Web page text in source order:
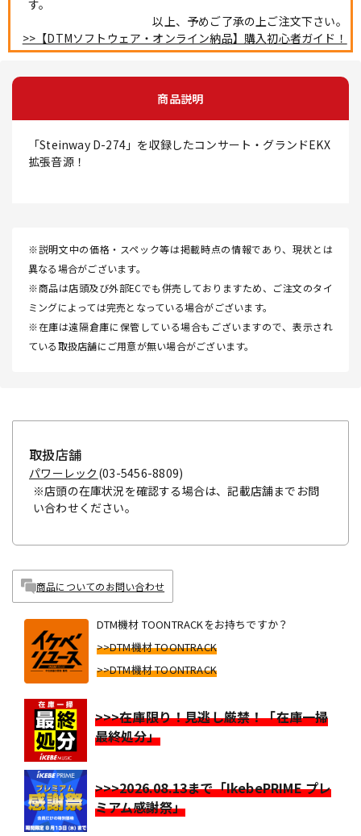
す。
以上、予めご了承の上ご注文下さい。
>>【DTMソフトウェア・オンライン納品】購入初心者ガイド！
商品説明
「Steinway D-274」を収録したコンサート・グランドEKX
拡張音源！
※説明文中の価格・スペック等は掲載時点の情報であり、現状とは
異なる場合がございます。
※商品は店頭及び外部ECでも併売しておりますため、ご注文のタイ
ミングによっては完売となっている場合がございます。
※在庫は遠隔倉庫に保管している場合もございますので、表示され
ている取扱店舗にご用意が無い場合がございます。
取扱店舗
パワーレック (03-5456-8809)
※店頭の在庫状況を確認する場合は、記載店舗までお問
い合わせください。
商品についてのお問い合わせ
DTM機材 TOONTRACKをお持ちですか？
>>DTM機材 TOONTRACK
>>DTM機材 TOONTRACK
>>>在庫限り！見逃し厳禁！「在庫一掃
最終処分」
>>>2026.08.13まで「IkebePRIME プレ
ミアム感謝祭」